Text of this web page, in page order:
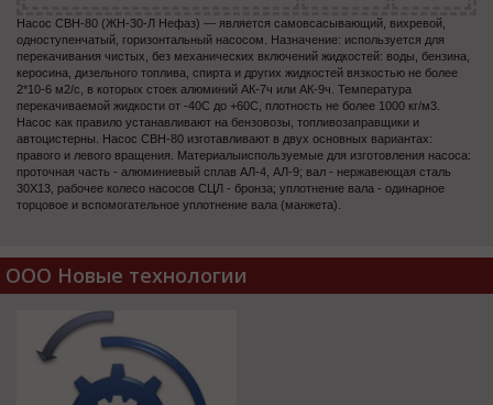
Насос СВН-80 (ЖН-30-Л Нефаз) — является самовсасывающий, вихревой,
одноступенчатый, горизонтальный насосом. Назначение: используется для
перекачивания чистых, без механических включений жидкостей: воды, бензина,
керосина, дизельного топлива, спирта и других жидкостей вязкостью не более
2*10-6 м2/с, в которых стоек алюминий АК-7ч или АК-9ч. Температура
перекачиваемой жидкости от -40С до +60С, плотность не более 1000 кг/м3.
Насос как правило устанавливают на бензовозы, топливозаправщики и
автоцистерны. Насос СВН-80 изготавливают в двух основных вариантах:
правого и левого вращения. Материалыиспользуемые для изготовления насоса:
проточная часть - алюминиевый сплав АЛ-4, АЛ-9; вал - нержавеющая сталь
30Х13, рабочее колесо насосов СЦЛ - бронза; уплотнение вала - одинарное
торцовое и вспомогательное уплотнение вала (манжета).
ООО Новые технологии